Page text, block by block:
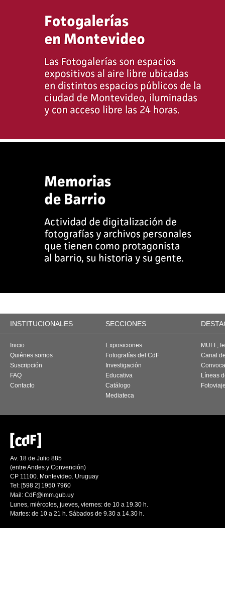
INSTITUCIONALES SECCIONES
Inicio
Quiénes somos
Suscripción
FAQ
Contacto
Exposiciones
Fotografías del CdF
Investigación
Educativa
Catálogo
Mediateca
MUFF,
Canal
Líneas
Av. 18 de Julio 885
(entre Andes y Convención)
CP 11100. Montevideo. Uruguay
Tel: [598 2] 1950 7960
Mail: CdF@imm.gub.uy
Lunes, miércoles, jueves, viernes: de 10 a 19.30 h.
Martes: de 10 a 21 h. Sábados de 9.30 a 14.30 h.